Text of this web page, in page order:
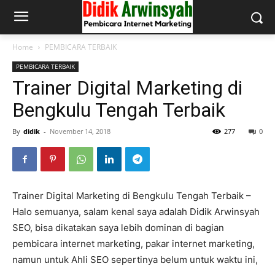
Home PEMBICARA TERBAIK
PEMBICARA TERBAIK
Trainer Digital Marketing di
Bengkulu Tengah Terbaik
By didik - November 14, 2018 0
277
Trainer Digital Marketing di Bengkulu Tengah Terbaik –
Halo semuanya, salam kenal saya adalah Didik Arwinsyah
SEO, bisa dikatakan saya lebih dominan di bagian
pembicara internet marketing, pakar internet marketing,
namun untuk Ahli SEO sepertinya belum untuk waktu ini,